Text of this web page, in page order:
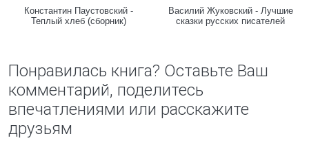
Константин Паустовский -
Теплый хлеб (сборник)
Василий Жуковский - Лучшие
сказки русских писателей
Понравилась книга? Оставьте Ваш
комментарий, поделитесь
впечатлениями или расскажите
друзьям